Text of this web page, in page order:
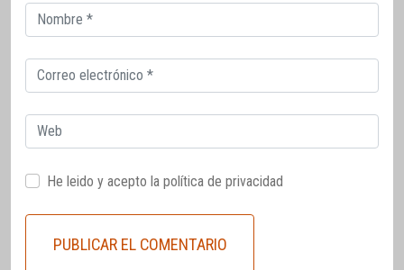
Correo
electrónico
Correo
electrónico
Web
He leido y acepto la política de privacidad